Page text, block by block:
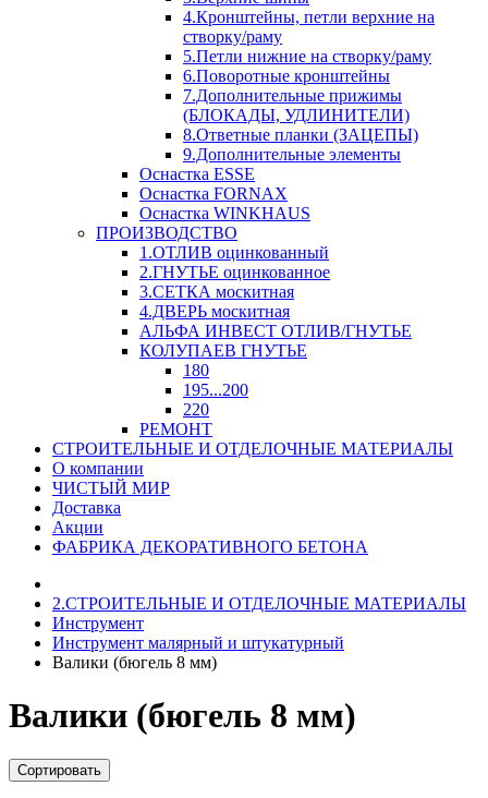
4.Кронштейны, петли верхние на
створку/раму
5.Петли нижние на створку/раму
6.Поворотные кронштейны
7.Дополнительные прижимы
(БЛОКАДЫ, УДЛИНИТЕЛИ)
8.Ответные планки (ЗАЦЕПЫ)
9.Дополнительные элементы
Оснастка ESSE
Оснастка FORNAX
Оснастка WINKHAUS
ПРОИЗВОДСТВО
1.ОТЛИВ оцинкованный
2.ГНУТЬЕ оцинкованное
3.СЕТКА москитная
4.ДВЕРЬ москитная
АЛЬФА ИНВЕСТ ОТЛИВ/ГНУТЬЕ
КОЛУПАЕВ ГНУТЬЕ
180
195...200
220
РЕМОНТ
СТРОИТЕЛЬНЫЕ И ОТДЕЛОЧНЫЕ МАТЕРИАЛЫ
О компании
ЧИСТЫЙ МИР
Доставка
Акции
ФАБРИКА ДЕКОРАТИВНОГО БЕТОНА
2.СТРОИТЕЛЬНЫЕ И ОТДЕЛОЧНЫЕ МАТЕРИАЛЫ
Инструмент
Инструмент малярный и штукатурный
Валики (бюгель 8 мм)
Валики (бюгель 8 мм)
Сортировать